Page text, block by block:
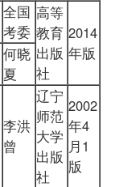
全国
考委
高等
教育
出版
社
2014
年版
何晓
夏
李洪
曾
辽宁
师范
大学
出版
社
2002
年4
月1
版